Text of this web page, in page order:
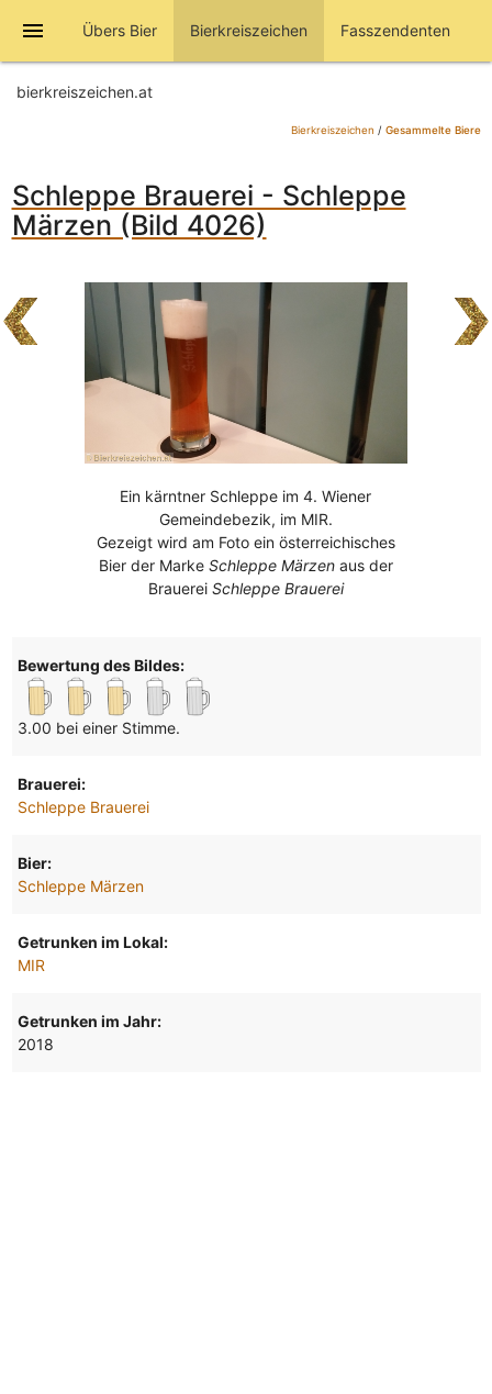
menu Übers Bier Bierkreiszeichen Fasszendenten
bierkreiszeichen.at
Bierkreiszeichen / Gesammelte Biere
Schleppe Brauerei - Schleppe
Märzen (Bild 4026)
Ein kärntner Schleppe im 4. Wiener
Gemeindebezik, im MIR.
Gezeigt wird am Foto ein österreichisches
Bier der Marke Schleppe Märzenaus der
Brauerei Schleppe Brauerei
Bewertung des Bildes:
3.00 bei einer Stimme.
Brauerei:
Schleppe Brauerei
Bier:
Schleppe Märzen
Getrunken im Lokal:
MIR
Getrunken im Jahr:
2018